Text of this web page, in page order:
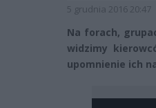
5 grudnia 2016 20:47
Na forach,
widzimy
upomnienie ich